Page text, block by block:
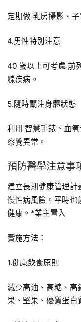
定期做 乳房攝影、
4.男性特別注意
40 歲以上可考慮 前
腺疾病。
5.隨時關注身體狀態
利用 智慧手錶、血
察覺異常。
預防醫學注意事
建立長期健康管理計
慢性病風險。平時也
健康。*業主置入
實施方法：
1.健康飲食原則
減少高油、高糖、高
果、堅果、優質蛋白